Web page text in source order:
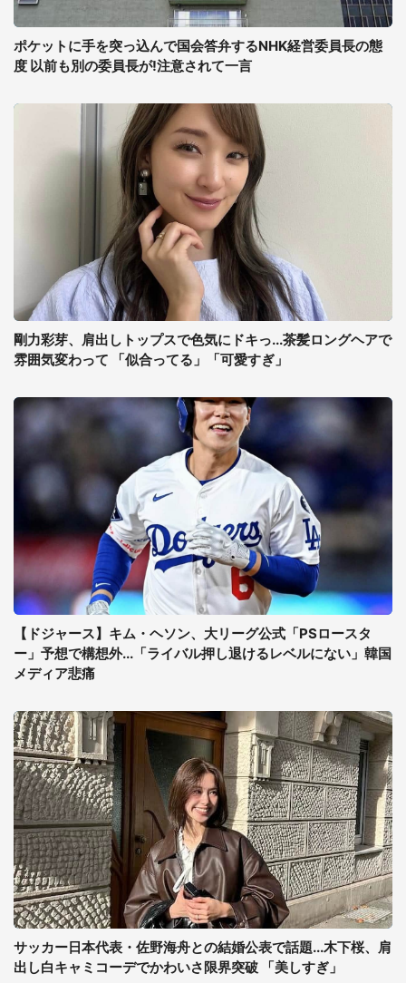
ポケットに手を突っ込んで国会答弁するNHK経営委員長の態
度 以前も別の委員長が!注意されて一言
剛力彩芽、肩出しトップスで色気にドキっ...茶髪ロングヘアで
雰囲気変わって 「似合ってる」「可愛すぎ」
【ドジャース】キム・ヘソン、大リーグ公式「PSロースタ
ー」予想で構想外...「ライバル押し退けるレベルにない」韓国
メディア悲痛
サッカー日本代表・佐野海舟との結婚公表で話題...木下桜、肩
出し白キャミコーデでかわいさ限界突破 「美しすぎ」